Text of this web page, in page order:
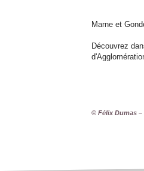
Marne et
Découvrez
© Félix Dumas